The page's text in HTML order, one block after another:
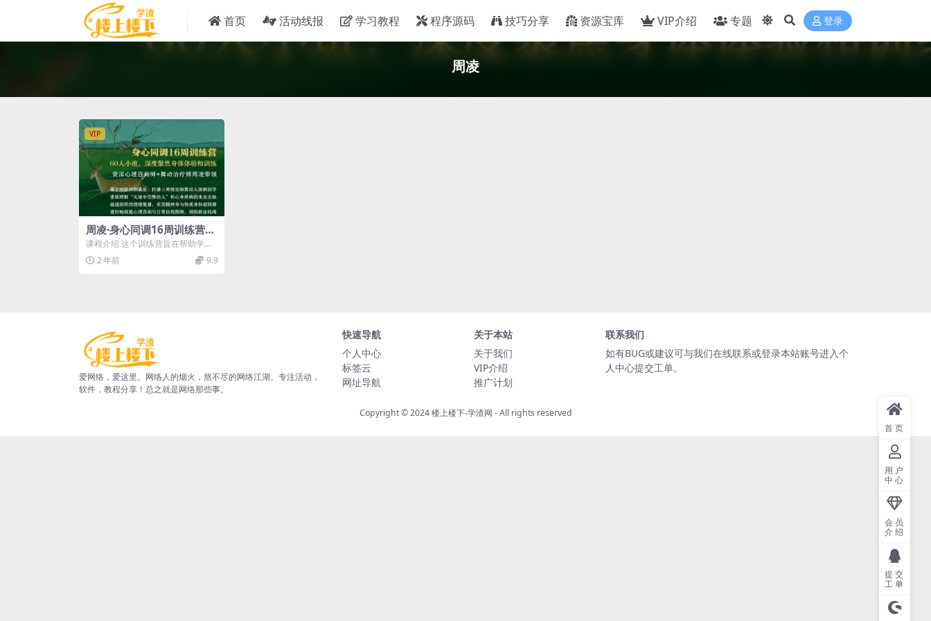
首页 活动线报 学习教程 程序源码 技巧分享 资源宝库 VIP介绍 专题 登录
周凌
VIP
周凌·身心同调16周训练营，
整合中医、舞动与拉康，赋
能心理咨询与自我照顾
课程介绍 这个训练营旨在帮助学员
实现身心平衡与健康。课程涵盖自
我照顾、心理调适、...
2 年前 9.9
爱网络，爱这里。网络人的烟火，熬不尽的网络江湖。专注活动，
软件，教程分享！总之就是网络那些事。
快速导航
个人中心
标签云
网址导航
关于本站
关于我们
VIP介绍
推广计划
联系我们
如有BUG或建议可与我们在线联系或登录本站账号进入个
人中心提交工单。
Copyright © 2024楼上楼下-学渣网 - All rights reserved
首页
用户
中心
会员
介绍
提交
工单